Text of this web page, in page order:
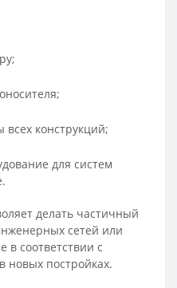
конструкций;
для систем
делать частичный
сетей или
в соответствии с
новых постройках.